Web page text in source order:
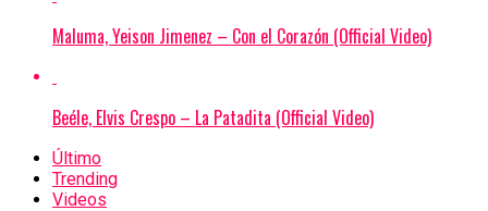
Maluma, Yeison Jimenez – Con el Corazón (Official Video)
Beéle, Elvis Crespo – La Patadita (Official Video)
Último
Trending
Videos